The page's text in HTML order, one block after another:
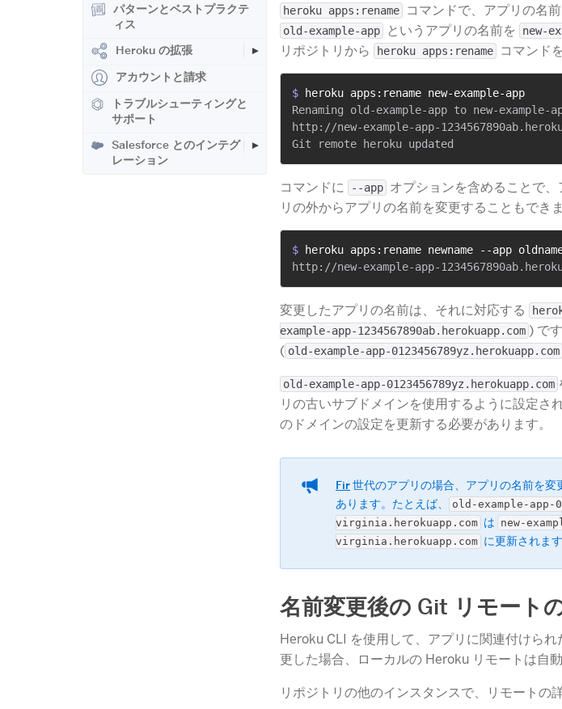
パターンとベストプラクテ
ィス
Heroku の拡張
アカウントと請求
トラブルシューティングと
サポート
Salesforce とのインテグ
レーション
heroku apps:rename コマンドで、アプリの名
old-example-app ​ というアプリの名前を new-
リポジトリから
heroku apps:rename コマンド
$
heroku apps:rename new-example-app
Renaming old-example-app to new-example-
http://new-example-app-
コマンドに --app
オプションを含めることで
リの外からアプリの名前を変更することもできま
$
heroku apps:rename newname --app
変更したアプリの名前は、それに対応する
example-app-1234567890ab.herokuapp.com ​) で
( old-example-app-0123456789yz.herokuapp.com
old-example-app-0123456789yz.herokuapp.com
リの古いサブドメインを使用するように設定さ
のドメインの設定を更新する必要があります。
Fir 世代のアプリの場合、アプリの名前を
あります。たとえば、
old-example-app-
virginia.herokuapp.com ​ は new-
virginia.herokuapp.com
に更新されます
名前変更後の Git リモート
Heroku CLI を使用して、アプリに関連付けら
更した場合、ローカルの Heroku リモートは自動
リポジトリの他のインスタンスで、リモートの